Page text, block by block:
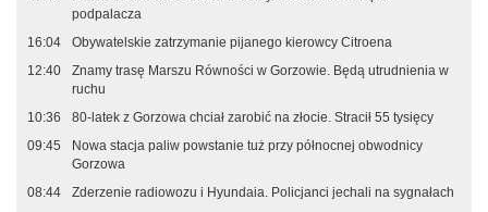
podpalacza
16:04
Obywatelskie zatrzymanie pijanego kierowcy Citroena
12:40
Znamy trasę Marszu Równości w Gorzowie. Będą utrudnienia w
ruchu
10:36
80-latek z Gorzowa chciał zarobić na złocie. Stracił 55 tysięcy
09:45
Nowa stacja paliw powstanie tuż przy północnej obwodnicy
Gorzowa
08:44
Zderzenie radiowozu i Hyundaia. Policjanci jechali na sygnałach